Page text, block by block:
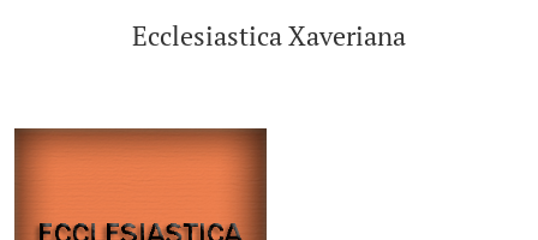
Ecclesiastica Xaveriana